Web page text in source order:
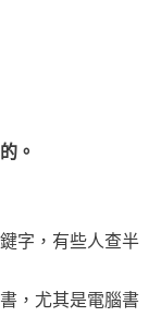
。
字，有些人查半
，尤其是電腦書